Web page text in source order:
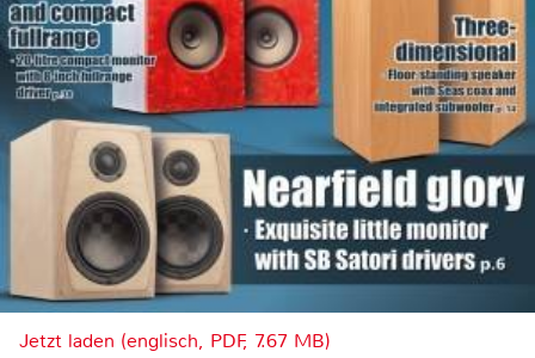
Jetzt laden (englisch, PDF, 7.67 MB)